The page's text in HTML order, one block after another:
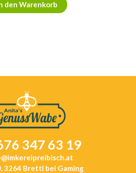
den Warenkorb
347 63 19
3264 Brettl bei Gaming